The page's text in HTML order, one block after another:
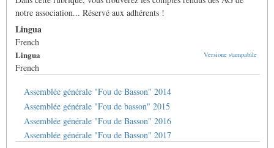
notre association... Réservé aux adhérents !
Lingua
French
Versione stampabile
Lingua
French
Assemblée générale "Fou de Basson" 2014
Assemblée générale "Fou de basson" 2015
Assemblée générale "Fou de Basson" 2016
Assemblée générale "Fou de Basson" 2017